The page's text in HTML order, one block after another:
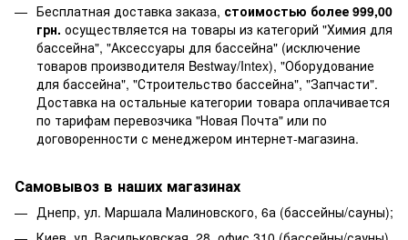
Бесплатная доставка заказа, стоимостью более 999,00
грн. осуществляется на товары из категорий "Химия для
бассейна", "Аксессуары для бассейна" (исключение
товаров производителя Bestway/Intex), "Оборудование
для бассейна", "Строительство бассейна", "Запчасти".
Доставка на остальные категории товара оплачивается
по тарифам перевозчика "Новая Почта" или по
договоренности с менеджером интернет-магазина.
Самовывоз в наших магазинах
Днепр, ул. Маршала Малиновского, 6а (бассейны/сауны);